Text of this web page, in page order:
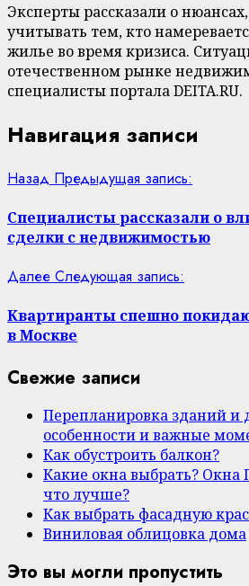
Эксперты рассказали о
учитывать тем, кто
жилье во время кризиса.
отечественном рынке
специалисты портала DEITA.RU.
Навигация записи
Назад Предыдущая запись:
Специалисты рассказали о
сделки с недвижимостью
Далее Следующая запись:
Квартиранты спешно
в Москве
Свежие записи
Перепланировка зданий и
особенности и важные
Как обустроить балкон?
Какие окна выбрать?
что лучше?
Как выбрать фасадную
Виниловая облицовка дома
Это вы могли пропустить